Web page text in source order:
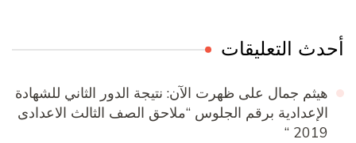
أحدث التعليقات
هيثم جمال على ظهرت الآن: نتيجة الدور الثاني للشهادة
الإعدادية برقم الجلوس “ملاحق الصف الثالث الاعدادى
2019 “